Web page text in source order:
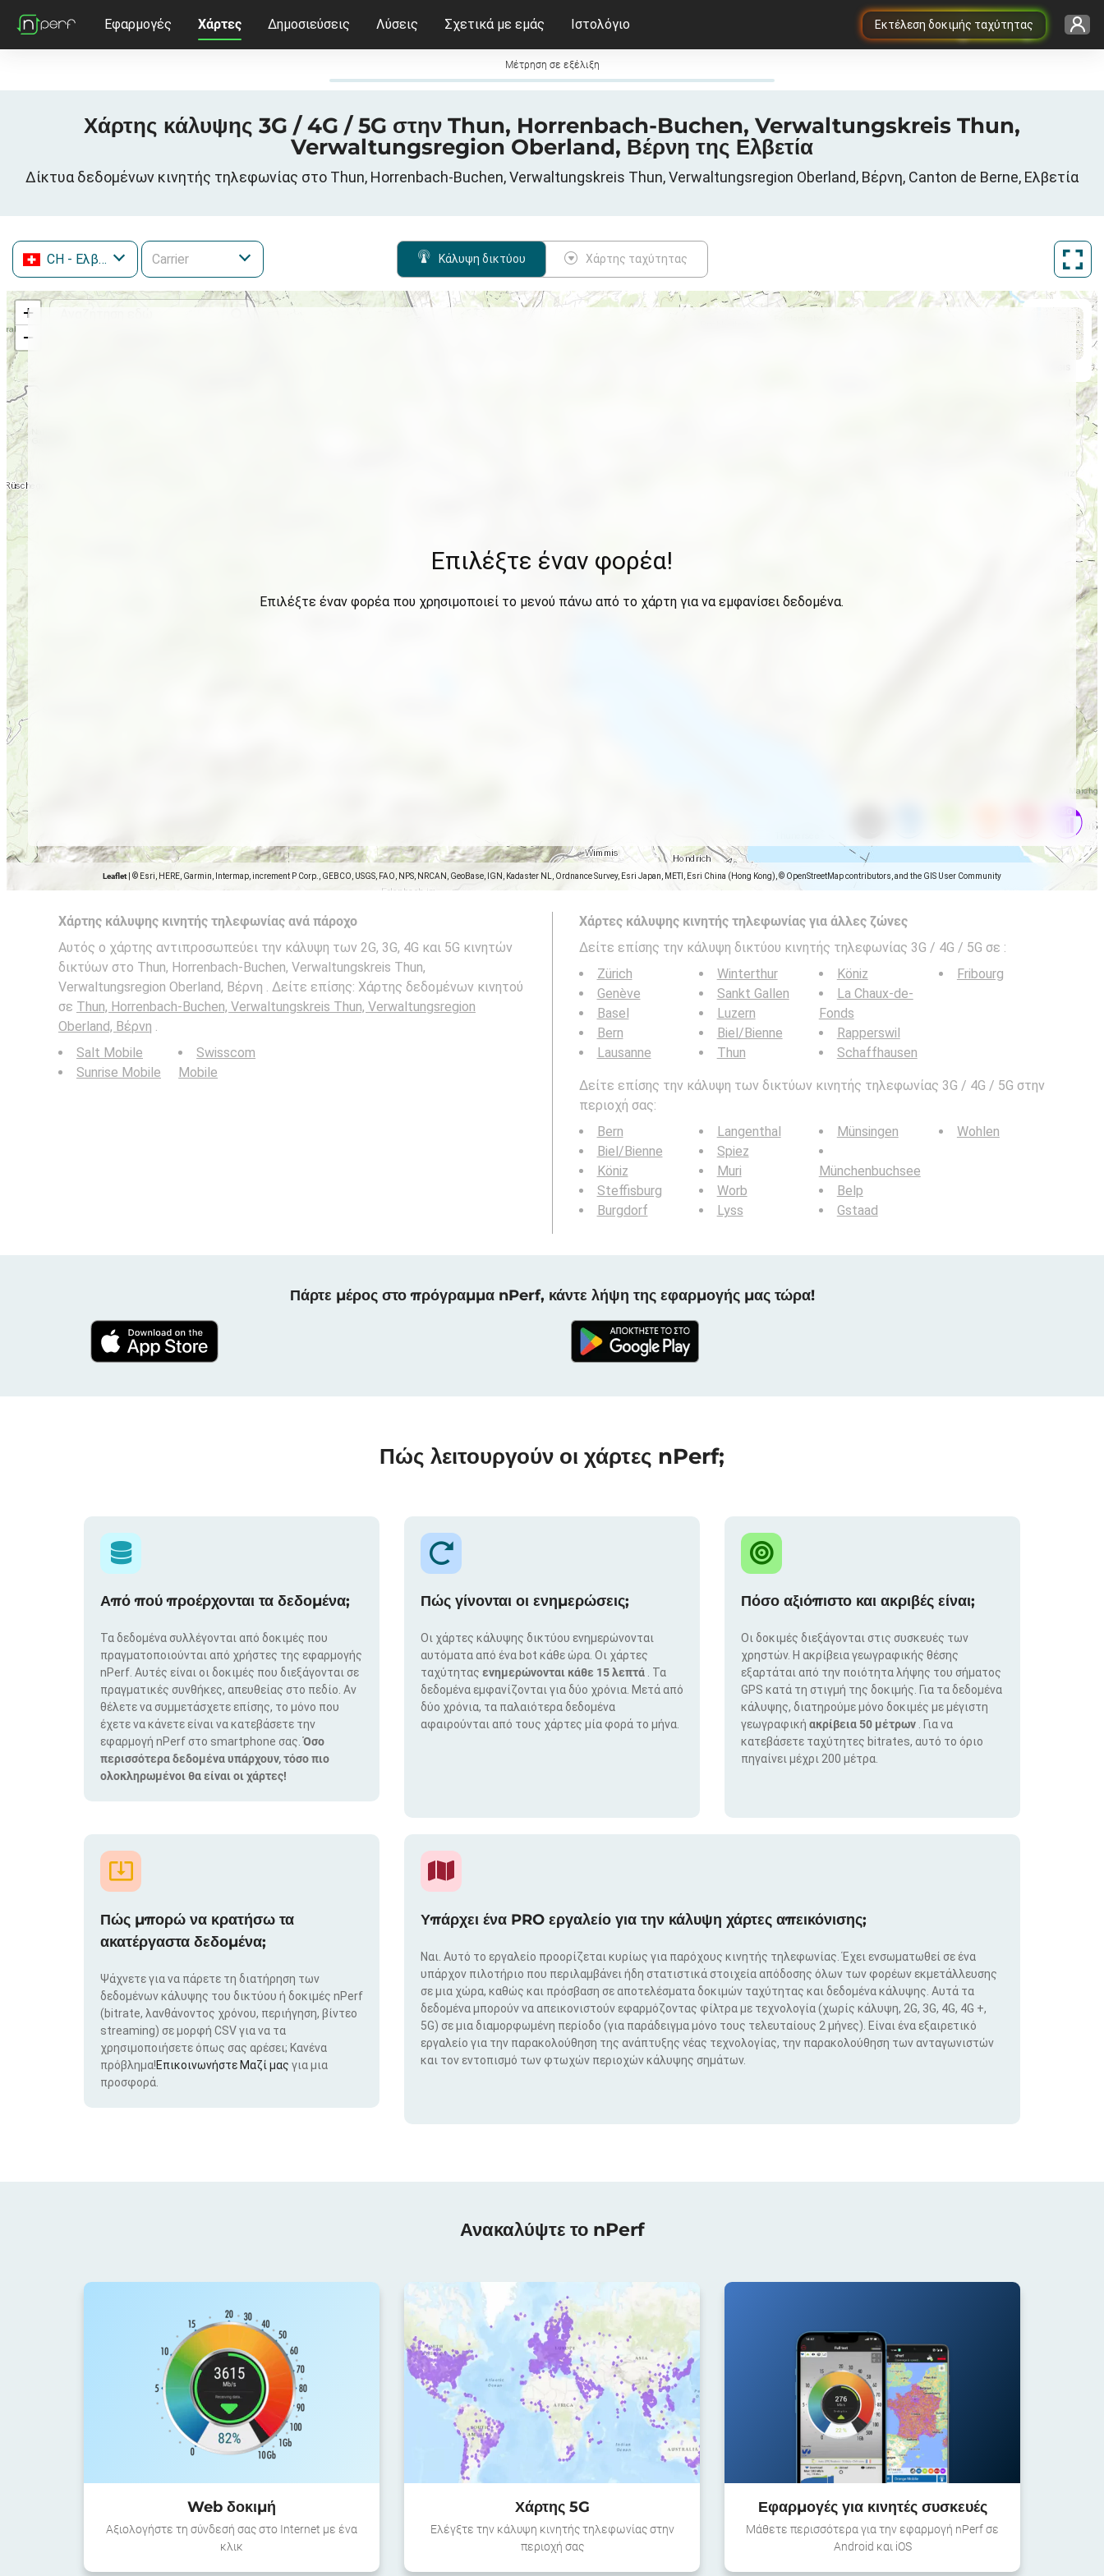
Εκτέλεση δοκιμής ταχύτητας
Εφαρμογές Χάρτες Δημοσιεύσεις Λύσεις Σχετικά με εμάς Ιστολόγιο
Μέτρηση σε εξέλιξη
Χάρτης κάλυψης 3G / 4G / 5G στην Thun, Horrenbach-Buchen, Verwaltungskreis Thun,
Verwaltungsregion Oberland, Βέρνη της Ελβετία
Δίκτυα δεδομένων κινητής τηλεφωνίας στο Thun, Horrenbach-Buchen, Verwaltungskreis Thun, Verwaltungsregion Oberland, Βέρνη, Canton de Berne, Ελβετία
CH - Ελβετία Κάλυψη δικτύου Χάρτης ταχύτητας
+
−
Leaflet © Esri, HERE, Garmin, Intermap, increment P Corp., GEBCO, USGS, FAO, NPS, NRCAN, GeoBase, IGN, Kadaster NL, Ordnance Survey, Esri Japan, METI, Esri China (Hong Kong), © OpenStreetMap contributors, and the GIS User Community
Επιλέξτε έναν φορέα!
Επιλέξτε έναν φορέα που χρησιμοποιεί το μενού πάνω από το χάρτη για να εμφανίσει δεδομένα.
Χάρτης κάλυψης κινητής τηλεφωνίας ανά πάροχο
Αυτός ο χάρτης αντιπροσωπεύει την κάλυψη των 2G, 3G, 4G και 5G κινητών
δικτύων στο Thun, Horrenbach-Buchen, Verwaltungskreis Thun,
Verwaltungsregion Oberland, Βέρνη . Δείτε επίσης: Χάρτης δεδομένων κινητού
σε Thun, Horrenbach-Buchen, Verwaltungskreis Thun, Verwaltungsregion
Oberland, Βέρνη .
Salt Mobile
Sunrise Mobile
Swisscom
Mobile
Χάρτες κάλυψης κινητής τηλεφωνίας για άλλες ζώνες
Δείτε επίσης την κάλυψη δικτύου κινητής τηλεφωνίας 3G / 4G / 5G σε :
Zürich
Genève
Basel
Bern
Lausanne
Winterthur
Sankt Gallen
Luzern
Biel/Bienne
Thun
Köniz
La Chaux-de-
Fonds
Rapperswil
Schaffhausen
Fribourg
Δείτε επίσης την κάλυψη των δικτύων κινητής τηλεφωνίας 3G / 4G / 5G στην
περιοχή σας:
Bern
Biel/Bienne
Köniz
Steffisburg
Burgdorf
Langenthal
Spiez
Muri
Worb
Lyss
Münsingen
Münchenbuchsee
Belp
Gstaad
Wohlen
Πάρτε μέρος στο πρόγραμμα nPerf, κάντε λήψη της εφαρμογής μας τώρα!
Πώς λειτουργούν οι χάρτες nPerf;
Από πού προέρχονται τα δεδομένα;
Τα δεδομένα συλλέγονται από δοκιμές που
πραγματοποιούνται από χρήστες της εφαρμογής
nPerf. Αυτές είναι οι δοκιμές που διεξάγονται σε
πραγματικές συνθήκες, απευθείας στο πεδίο. Αν
θέλετε να συμμετάσχετε επίσης, το μόνο που
έχετε να κάνετε είναι να κατεβάσετε την
εφαρμογή nPerf στο smartphone σας.Όσο
περισσότερα δεδομένα υπάρχουν, τόσο πιο
ολοκληρωμένοι θα είναι οι χάρτες!
Πώς γίνονται οι ενημερώσεις;
Οι χάρτες κάλυψης δικτύου ενημερώνονται
αυτόματα από ένα bot κάθε ώρα. Οι χάρτες
ταχύτητας ενημερώνονται κάθε 15 λεπτά
. Τα
δεδομένα εμφανίζονται για δύο χρόνια. Μετά από
δύο χρόνια, τα παλαιότερα δεδομένα
αφαιρούνται από τους χάρτες μία φορά το μήνα.
Πόσο αξιόπιστο και ακριβές είναι;
Οι δοκιμές διεξάγονται στις συσκευές των
χρηστών. Η ακρίβεια γεωγραφικής θέσης
εξαρτάται από την ποιότητα λήψης του σήματος
GPS κατά τη στιγμή της δοκιμής. Για τα δεδομένα
κάλυψης, διατηρούμε μόνο δοκιμές με μέγιστη
γεωγραφική ακρίβεια 50 μέτρων
. Για να
κατεβάσετε ταχύτητες bitrates, αυτό το όριο
πηγαίνει μέχρι 200 μέτρα.
Πώς μπορώ να κρατήσω τα
ακατέργαστα δεδομένα;
Ψάχνετε για να πάρετε τη διατήρηση των
δεδομένων κάλυψης του δικτύου ή δοκιμές nPerf
(bitrate, λανθάνοντος χρόνου, περιήγηση, βίντεο
streaming) σε μορφή CSV για να τα
χρησιμοποιήσετε όπως σας αρέσει; Κανένα
πρόβλημα!Επικοινωνήστε Μαζί μας για μια
προσφορά.
Υπάρχει ένα PRO εργαλείο για την κάλυψη χάρτες απεικόνισης;
Ναι. Αυτό το εργαλείο προορίζεται κυρίως για παρόχους κινητής τηλεφωνίας. Έχει ενσωματωθεί σε ένα
υπάρχον πιλοτήριο που περιλαμβάνει ήδη στατιστικά στοιχεία απόδοσης όλων των φορέων εκμετάλλευσης
σε μια χώρα, καθώς και πρόσβαση σε αποτελέσματα δοκιμών ταχύτητας και δεδομένα κάλυψης. Αυτά τα
δεδομένα μπορούν να απεικονιστούν εφαρμόζοντας φίλτρα με τεχνολογία (χωρίς κάλυψη, 2G, 3G, 4G, 4G +,
5G) σε μια διαμορφωμένη περίοδο (για παράδειγμα μόνο τους τελευταίους 2 μήνες). Είναι ένα εξαιρετικό
εργαλείο για την παρακολούθηση της ανάπτυξης νέας τεχνολογίας, την παρακολούθηση των ανταγωνιστών
και τον εντοπισμό των φτωχών περιοχών κάλυψης σημάτων.
Ανακαλύψτε το nPerf
Web δοκιμή
Αξιολογήστε τη σύνδεσή σας στο Internet με ένα
κλικ
Χάρτης 5G
Ελέγξτε την κάλυψη κινητής τηλεφωνίας στην
περιοχή σας
Εφαρμογές για κινητές συσκευές
Μάθετε περισσότερα για την εφαρμογή nPerf σε
Android και iOS